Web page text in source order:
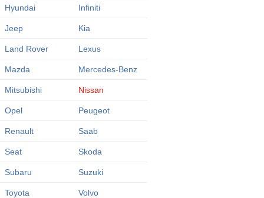
Hyundai Infiniti
Jeep Kia
Land Rover Lexus
Mazda Mercedes-Benz
Mitsubishi Nissan
Opel Peugeot
Renault Saab
Seat Skoda
Subaru Suzuki
Toyota Volvo